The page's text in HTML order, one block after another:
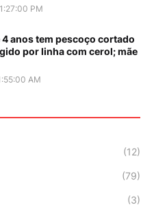
PM
anos tem pescoço cortado
por linha com cerol; mãe
AM
(12)
(79)
(3)